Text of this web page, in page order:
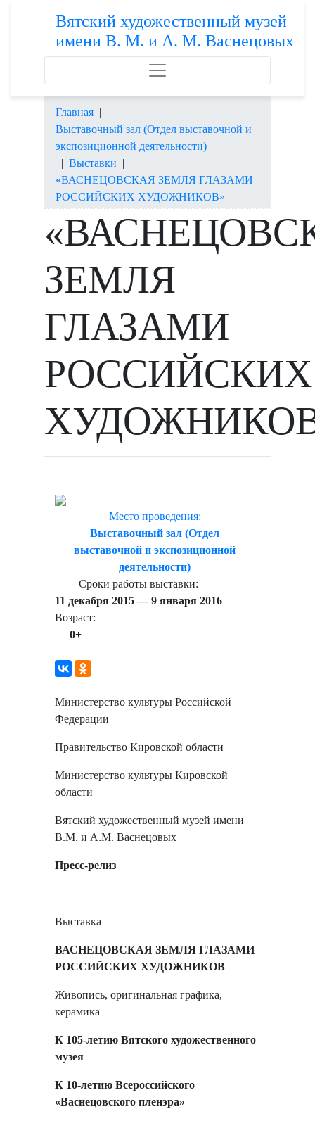
Вятский художественный музей
имени В. М. и А. М. Васнецовых
Главная |
Выставочный зал (Отдел выставочной и
экспозиционной деятельности)
| Выставки |
«ВАСНЕЦОВСКАЯ ЗЕМЛЯ ГЛАЗАМИ
РОССИЙСКИХ ХУДОЖНИКОВ»
ЗЕМЛЯ
ГЛАЗАМИ
РОССИЙСКИХ
Место проведения:
Выставочный зал (Отдел
выставочной и экспозиционной
деятельности)
Сроки работы выставки:
11 декабря 2015 — 9 января 2016
Возраст:
0+
Министерство культуры Российской
Федерации
Правительство Кировской области
Министерство культуры Кировской
области
Вятский художественный музей имени
В.М. и А.М. Васнецовых
Пресс-релиз
Выставка
ВАСНЕЦОВСКАЯ ЗЕМЛЯ ГЛАЗАМИ
РОССИЙСКИХ ХУДОЖНИКОВ
Живопись, оригинальная графика,
керамика
К 105-летию Вятского художественного
музея
К 10-летию Всероссийского
«Васнецовского пленэра»